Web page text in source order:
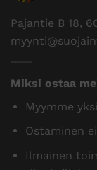
Pajantie B 18,
Miksi ostaa
Myymme
Ostaminen
Ilmainen